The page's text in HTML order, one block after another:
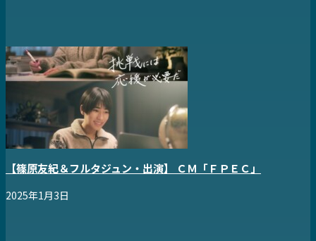
【篠原友紀＆フルタジュン・出演】 ＣＭ「ＦＰＥＣ」
2025年1月3日